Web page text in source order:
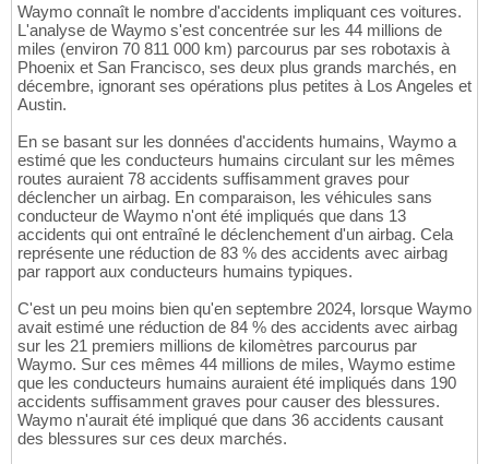
Waymo connaît le nombre d'accidents impliquant ces voitures.
L'analyse de Waymo s'est concentrée sur les 44 millions de
miles (environ 70 811 000 km) parcourus par ses robotaxis à
Phoenix et San Francisco, ses deux plus grands marchés, en
décembre, ignorant ses opérations plus petites à Los Angeles et
Austin.
En se basant sur les données d'accidents humains, Waymo a
estimé que les conducteurs humains circulant sur les mêmes
routes auraient 78 accidents suffisamment graves pour
déclencher un airbag. En comparaison, les véhicules sans
conducteur de Waymo n'ont été impliqués que dans 13
accidents qui ont entraîné le déclenchement d'un airbag. Cela
représente une réduction de 83 % des accidents avec airbag
par rapport aux conducteurs humains typiques.
C'est un peu moins bien qu'en septembre 2024, lorsque Waymo
avait estimé une réduction de 84 % des accidents avec airbag
sur les 21 premiers millions de kilomètres parcourus par
Waymo. Sur ces mêmes 44 millions de miles, Waymo estime
que les conducteurs humains auraient été impliqués dans 190
accidents suffisamment graves pour causer des blessures.
Waymo n'aurait été impliqué que dans 36 accidents causant
des blessures sur ces deux marchés.